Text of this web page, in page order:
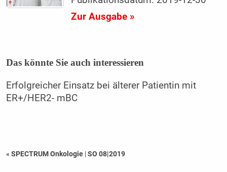
Zur Ausgabe »
Das könnte Sie auch interessieren
Erfolgreicher Einsatz bei älterer Patientin mit
ER+/HER2- mBC
« SPECTRUM Onkologie |SO 08|2019